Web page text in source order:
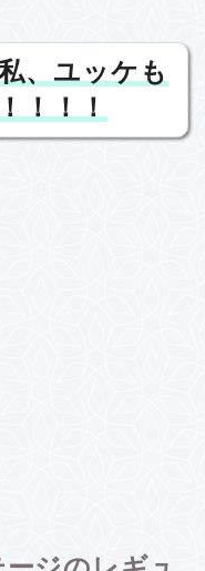
、ユッケも
！！！